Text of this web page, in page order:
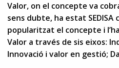
Valor, on el concepte va
sens dubte, ha estat
popularitzat el concepte i
Valor a través de sis eixos:
Innovació i valor en gestió;